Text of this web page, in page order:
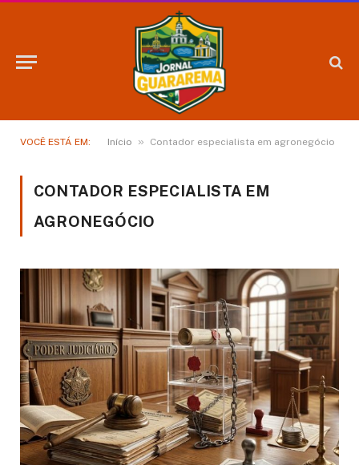
VOCÊ ESTÁ EM: Início » Contador especialista em agronegócio
CONTADOR ESPECIALISTA EM
AGRONEGÓCIO